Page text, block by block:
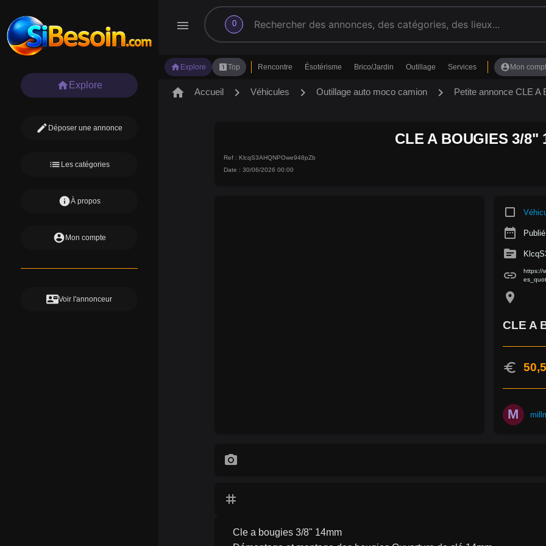
menu 0
search
home Explore looks_oneTop Rencontre Ésotérisme Brico/Jardin Outillage Services account_circle Mon
home Explore
edit Déposer une annonce
list Les catégories
infoÀ propos
account_circle Mon compte
contact_mailVoir l'annonceur
home Accueil chevron_right Véhicules chevron_right Outillage auto moco camion chevron_right Petite annonce CLE A
CLE A BOUGIES 3/8"
Ref : KlcqS3AHQNPOwe948pZb
Date : 30/06/2026 00:00
crop_square
date_range
source
link
https://
location_on
CLE A
euro
M
photo_camera
tag
Cle a bougies 3/8" 14mm